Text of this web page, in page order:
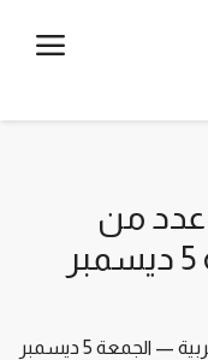
عدد من
الدول العربية — الجمعة 5 ديسمبر
أسعار الذهب اليوم في عدد من الدول العربية — الجمعة 5 ديسمبر